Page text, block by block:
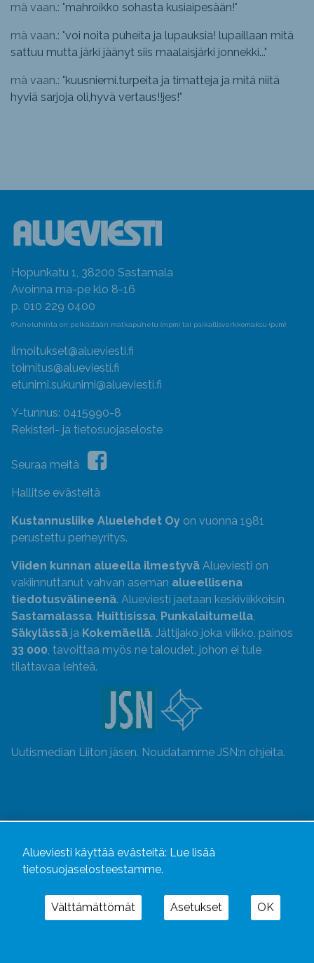
mä vaan.: "mahroikko sohasta kusiaipesään!"
mä vaan.: "voi noita puheita ja lupauksia! lupaillaan mitä
sattuu mutta järki jäänyt siis maalaisjärki jonnekki..."
mä vaan.: "kuusniemi.turpeita ja timatteja ja mitä niitä
hyviä sarjoja oli,hyvä vertaus!!jes!"
Hopunkatu 1, 38200 Sastamala
Avoinna ma-pe klo 8-16
p. 010 229 0400
(Puheluhinta on pelkästään matkapuhelu (mpm) tai paikallisverkkomaksu (pvm)
ilmoitukset@alueviesti.fi
toimitus@alueviesti.fi
etunimi.sukunimi@alueviesti.fi
Y-tunnus: 0415990-8
Rekisteri- ja tietosuojaseloste
Seuraa meitä
Hallitse evästeitä
Kustannusliike Aluelehdet Oy on vuonna 1981
perustettu perheyritys.
Viiden kunnan alueella ilmestyvä Alueviesti on
vakiinnuttanut vahvan aseman alueellisena
tiedotusvälineenä. Alueviesti jaetaan keskiviikkoisin
Sastamalassa, Huittisissa, Punkalaitumella,
Säkylässä ja Kokemäellä. Jättijako joka viikko, painos
33 000, tavoittaa myös ne taloudet, johon ei tule
tilattavaa lehteä.
Uutismedian Liiton jäsen. Noudatamme JSN:n ohjeita.
Alueviesti käyttää evästeitä: Lue lisää
tietosuojaselosteestamme.
Välttämättömät Asetukset OK